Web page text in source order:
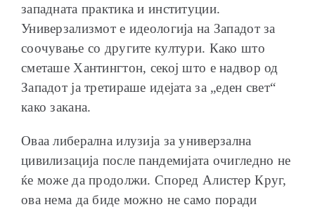
западната практика и институции.
Универзализмот е идеологија на Западот за
соочување со другите култури. Како што
сметаше Хантингтон, секој што е надвор од
Западот ја третираше идејата за „еден свет“
како закана.
Оваа либерална илузија за универзална
цивилизација после пандемијата очигледно не
ќе може да продолжи. Според Алистер Круг,
ова нема да биде можно не само поради